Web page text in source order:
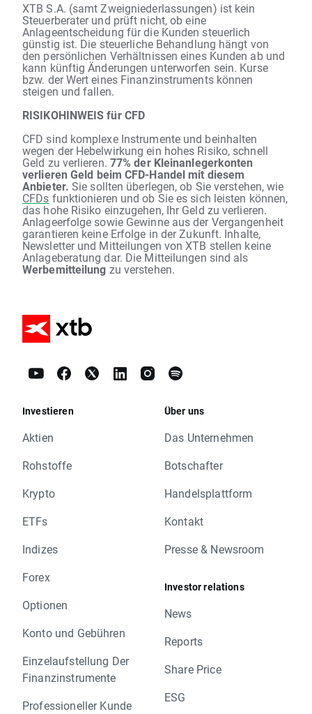
XTB S.A. (samt Zweigniederlassungen) ist kein
Steuerberater und prüft nicht, ob eine
Anlageentscheidung für die Kunden steuerlich
günstig ist. Die steuerliche Behandlung hängt von
den persönlichen Verhältnissen eines Kunden ab und
kann künftig Änderungen unterworfen sein. Kurse
bzw. der Wert eines Finanzinstruments können
steigen und fallen.
RISIKOHINWEIS für CFD
CFD sind komplexe Instrumente und beinhalten
wegen der Hebelwirkung ein hohes Risiko, schnell
Geld zu verlieren. 77% der Kleinanlegerkonten
verlieren Geld beim CFD-Handel mit diesem
Anbieter. Sie sollten überlegen, ob Sie verstehen, wie
CFDs funktionieren und ob Sie es sich leisten können,
das hohe Risiko einzugehen, Ihr Geld zu verlieren.
Anlageerfolge sowie Gewinne aus der Vergangenheit
garantieren keine Erfolge in der Zukunft. Inhalte,
Newsletter und Mitteilungen von XTB stellen keine
Anlageberatung dar. Die Mitteilungen sind als
Werbemitteilung zu verstehen.
Investieren
Aktien
Rohstoffe
Krypto
ETFs
Indizes
Forex
Optionen
Konto und Gebühren
Einzelaufstellung Der
Finanzinstrumente
Professioneller Kunde
Über uns
Das Unternehmen
Botschafter
Handelsplattform
Kontakt
Presse & Newsroom
Investor relations
News
Reports
Share Price
ESG